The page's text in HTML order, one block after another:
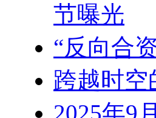
节曝光
“反向合
跨越时空
2025年9